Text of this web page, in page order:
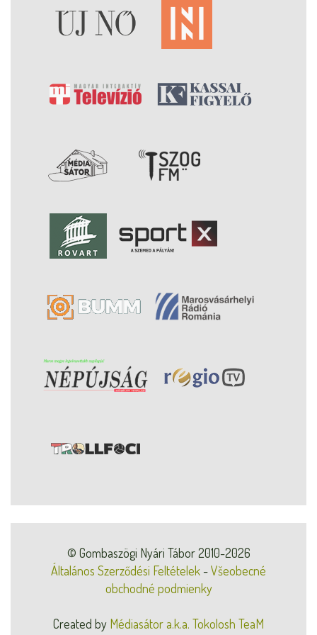
© Gombaszögi Nyári Tábor 2010-2026
Általános Szerződési Feltételek -Všeobecné
obchodné podmienky
Created by Médiasátor a.k.a. Tokolosh TeaM